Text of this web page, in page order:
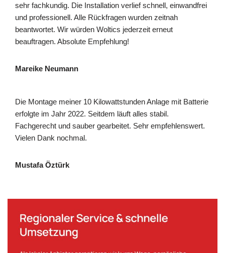
sehr fachkundig. Die Installation verlief schnell, einwandfrei
und professionell. Alle Rückfragen wurden zeitnah
beantwortet. Wir würden Woltics jederzeit erneut
beauftragen. Absolute Empfehlung!
Mareike Neumann
Die Montage meiner 10 Kilowattstunden Anlage mit Batterie
erfolgte im Jahr 2022. Seitdem läuft alles stabil.
Fachgerecht und sauber gearbeitet. Sehr empfehlenswert.
Vielen Dank nochmal.
Mustafa Öztürk